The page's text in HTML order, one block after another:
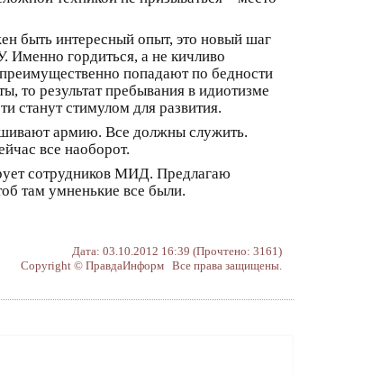
быть интересный опыт, это новый шаг
гордиться, а не кичливо
попадают по бедности
результат пребывания в идиотизме
станут стимулом для развития.
армию. Все должны служить.
все наоборот.
сотрудников МИД. Предлагаю
там умненькие все были.
Дата: 03.10.2012 16:39 (Прочтено: 3161)
Copyright © ПравдаИнформ Все права защищены.